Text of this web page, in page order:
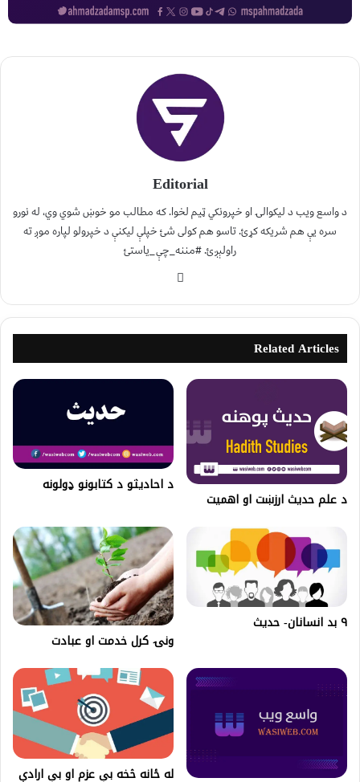
Editorial
د واسع ویب د لیکوالۍ او خپرونکي ټیم لخوا. که مطالب مو خوښ شوي وي، له نورو
سره یې هم شریکه کړئ. تاسو هم کولی شئ خپلې لیکنې د خپرولو لپاره موږ ته
راولېږئ. #مننه_چې_یاستئ
Related Articles
د علم حديث ارزښت او اهميت
د احاديثو د کتابونو ډولونه
۹ بد انسانان- حدیث
ونۍ کرل خدمت او عبادت
له ځانه څخه بې عزم او بې ارادې